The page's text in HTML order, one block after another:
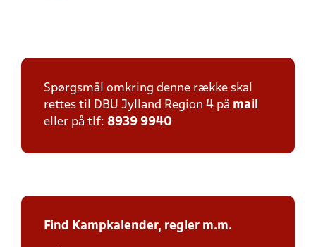
Spørgsmål omkring denne række skal
rettes til DBU Jylland Region 4 på mail
eller på tlf: 8939 9940
Find Kampkalender, regler m.m.